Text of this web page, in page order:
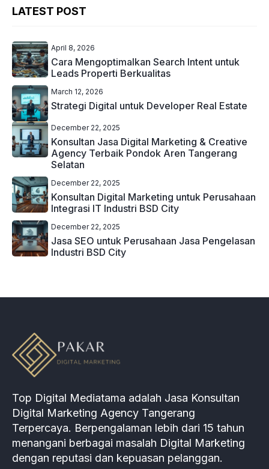
LATEST POST
April 8, 2026
Cara Mengoptimalkan Search Intent untuk
Leads Properti Berkualitas
March 12, 2026
Strategi Digital untuk Developer Real Estate
December 22, 2025
Konsultan Jasa Digital Marketing & Creative
Agency Terbaik Pondok Aren Tangerang
Selatan
December 22, 2025
Konsultan Digital Marketing untuk Perusahaan
Integrasi IT Industri BSD City
December 22, 2025
Jasa SEO untuk Perusahaan Jasa Pengelasan
Industri BSD City
Top Digital Mediatama adalah Jasa Konsultan
Digital Marketing Agency Tangerang
Terpercaya. Berpengalaman lebih dari 15 tahun
menangani berbagai masalah Digital Marketing
dengan reputasi dan kepuasan pelanggan.